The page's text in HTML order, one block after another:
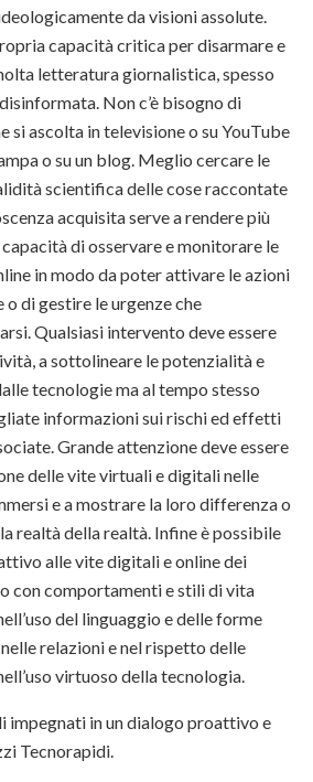
da visioni assolute.
capacità critica per disarmare e
letteratura giornalistica, spesso
Non c’è bisogno di
si ascolta in televisione o su YouTube
o su un blog. Meglio cercare le
scientifica delle cose raccontate
acquisita serve a rendere più
di osservare e monitorare le
in modo da poter attivare le azioni
di gestire le urgenze che
Qualsiasi intervento deve essere
a sottolineare le potenzialità e
tecnologie ma al tempo stesso
informazioni sui rischi ed effetti
Grande attenzione deve essere
delle vite virtuali e digitali nelle
e a mostrare la loro differenza o
realtà della realtà. Infine è possibile
alle vite digitali e online dei
con comportamenti e stili di vita
del linguaggio e delle forme
relazioni e nel rispetto delle
virtuoso della tecnologia.
impegnati in un dialogo proattivo e
Tecnorapidi.